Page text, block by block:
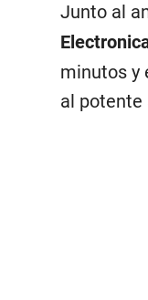
Junto al
minutos y
al potente